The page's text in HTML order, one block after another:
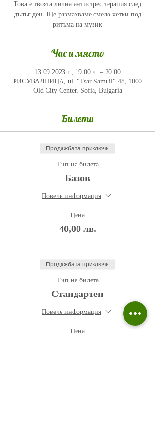
Това е твоята лична антистрес терапия след
дълъг ден. Ще размахваме смело четки под
ритъма на музик
Час и място
13.09.2023 г., 19:00 ч. – 20:00
РИСУВАЛНИЦА, ul. "Tsar Samuil" 48, 1000
Old City Center, Sofia, Bulgaria
Билети
Продажбата приключи
Тип на билета
Базов
Повече информация
Цена
40,00 лв.
Продажбата приключи
Тип на билета
Стандартен
Повече информация
Цена